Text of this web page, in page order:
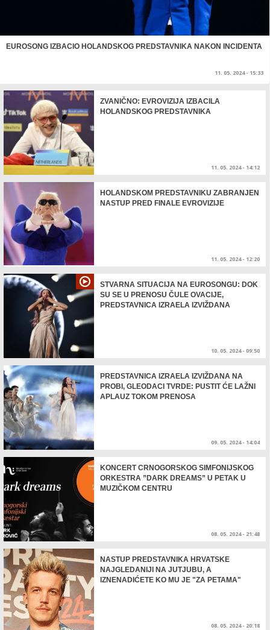
EUROSONG IZBACIO HOLANDSKOG PREDSTAVNIKA NAKON INCIDENTA
11. 05. 2024 - 15:33
ZVANIČNO: EVROVIZIJA IZBACILA
HOLANDSKOG PREDSTAVNIKA
11. 05. 2024 - 14:12
HOLANDSKOM PREDSTAVNIKU ZABRANJEN
NASTUP PRED FINALE EVROVIZIJE
11. 05. 2024 - 12:20
STVARNA SITUACIJA NA EUROSONGU: DOK
SU SE U PRENOSU ČULE OVACIJE,
PREDSTAVNICA IZRAELA IZVIŽDANA
10. 05. 2024 - 09:50
PREDSTAVNICA IZRAELA IZVIŽDANA NA
PROBI, GLEODACI TVRDE: PUSTIT ĆE LAŽNI
APLAUZ TOKOM PRENOSA
09. 05. 2024 - 14:04
KONCERT CRNOGORSKOG SIMFONIJSKOG
ORKESTRA ”DARK DREAMS” U PETAK U
MUZIČKOM CENTRU
08. 05. 2024 - 21:48
NASTUP PREDSTAVNIKA HRVATSKE
NAJGLEDANIJI NA JUTJUBU, A
IZNENADIĆETE KO MU JE "ZA PETAMA"
08. 05. 2024 - 20:18